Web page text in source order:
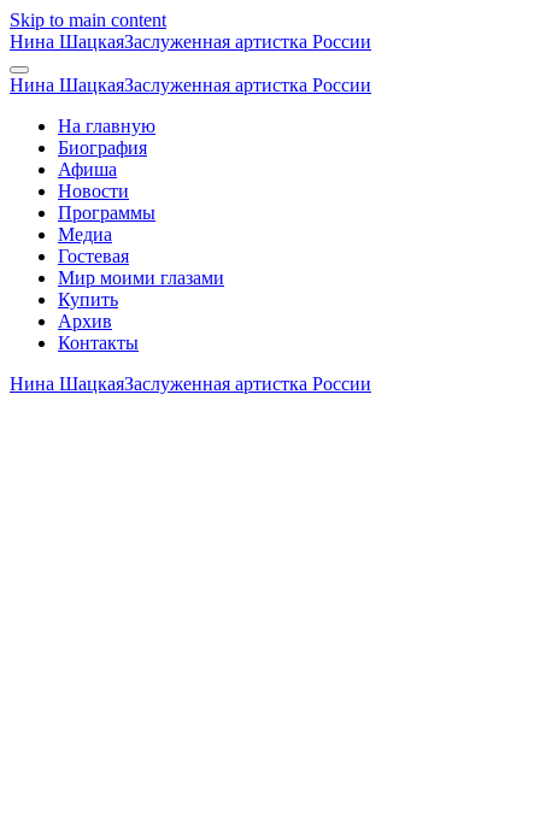
Skip to main content
Нина ШацкаяЗаслуженная артистка России
Нина ШацкаяЗаслуженная артистка России
На главную
Биография
Афиша
Новости
Программы
Медиа
Гостевая
Мир моими глазами
Купить
Архив
Контакты
Нина ШацкаяЗаслуженная артистка России